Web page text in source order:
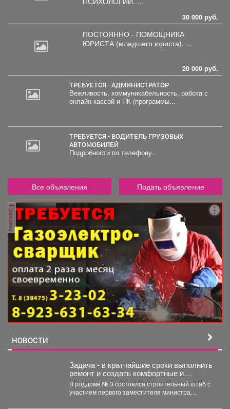
30 000 руб.
ПОСТОЯННО - ПОМОЩНИКА
ЮРИСТА
(младшего юриста). ...
20 000 руб.
ТРЕБУЕТСЯ - АДМИНИСТРАТОР
Вежливость, коммуникабельность, работа с
онлайн кассой и ПК (программы...
ТРЕБУЕТСЯ - ВОДИТЕЛЬ ГРУЗОВЫХ
АВТОМОБИЛЕЙ
Подробности по телефону..
Все объявления Подать объявление
реклама
НОВОСТИ
Задача - в кратчайшие сроки выполнить
ремонт и создать комфортные и
безопасные условия для будущих мам
и новорождённых.
В роддоме № 3 состоялся строительный штаб с
участием первого заместителя министра